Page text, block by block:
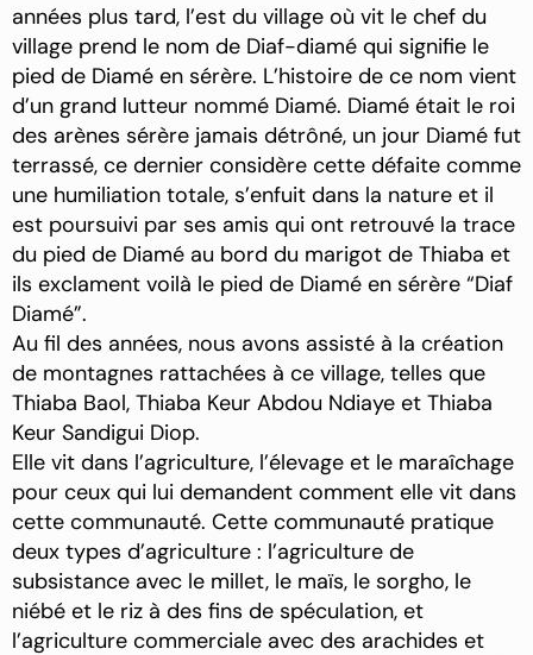
années plus tard, l’est du village où vit le chef du
village prend le nom de Diaf-diamé qui signifie le
pied de Diamé en sérère. L’histoire de ce nom vient
d’un grand lutteur nommé Diamé. Diamé était le roi
des arènes sérère jamais détrôné, un jour Diamé fut
terrassé, ce dernier considère cette défaite comme
une humiliation totale, s’enfuit dans la nature et il
est poursuivi par ses amis qui ont retrouvé la trace
du pied de Diamé au bord du marigot de Thiaba et
ils exclament voilà le pied de Diamé en sérère “Diaf
Diamé”.
Au fil des années, nous avons assisté à la création
de montagnes rattachées à ce village, telles que
Thiaba Baol, Thiaba Keur Abdou Ndiaye et Thiaba
Keur Sandigui Diop.
Elle vit dans l’agriculture, l’élevage et le maraîchage
pour ceux qui lui demandent comment elle vit dans
cette communauté. Cette communauté pratique
deux types d’agriculture : l’agriculture de
subsistance avec le millet, le maïs, le sorgho, le
niébé et le riz à des fins de spéculation, et
l’agriculture commerciale avec des arachides et